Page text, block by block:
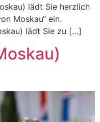
lädt Sie herzlich
Moskau“ ein.
lädt Sie zu […]